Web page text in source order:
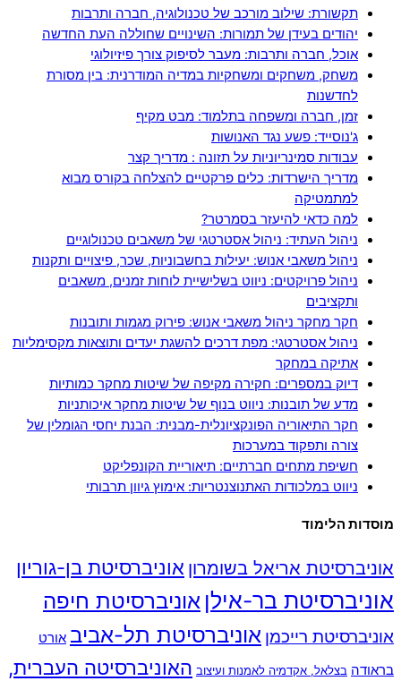
תקשורת: שילוב מורכב של טכנולוגיה, חברה ותרבות
יהודים בעידן של תמורות: השינויים שחוללה העת החדשה
אוכל, חברה ותרבות: מעבר לסיפוק צורך פיזיולוגי
משחק, משחקים ומשחקיות במדיה המודרנית: בין מסורת
לחדשנות
זמן, חברה ומשפחה בתלמוד: מבט מקיף
ג'נוסייד: פשע נגד האנושות
עבודות סמינריוניות על תזונה : מדריך קצר
מדריך הישרדות: כלים פרקטיים להצלחה בקורס מבוא
למתמטיקה
למה כדאי להיעזר בסמרטר?
ניהול העתיד: ניהול אסטרטגי של משאבים טכנולוגיים
ניהול משאבי אנוש: יעילות בחשבוניות, שכר, פיצויים ותקנות
ניהול פרויקטים: ניווט בשלישיית לוחות זמנים, משאבים
ותקציבים
חקר מחקר ניהול משאבי אנוש: פירוק מגמות ותובנות
ניהול אסטרטגי: מפת דרכים להשגת יעדים ותוצאות מקסימליות
אתיקה במחקר
דיוק במספרים: חקירה מקיפה של שיטות מחקר כמותיות
מדע של תובנות: ניווט בנוף של שיטות מחקר איכותניות
חקר התיאוריה הפונקציונלית-מבנית: הבנת יחסי הגומלין של
צורה ותפקוד במערכות
חשיפת מתחים חברתיים: תיאוריית הקונפליקט
ניווט במלכודות האתנוצנטריות: אימוץ גיוון תרבותי
מוסדות הלימוד
אוניברסיטת אריאל בשומרון אוניברסיטת בן-גוריון
אוניברסיטת בר-אילן אוניברסיטת חיפה
אוניברסיטת רייכמן אוניברסיטת תל-אביב אורט
בראודה בצלאל, אקדמיה לאמנות ועיצוב האוניברסיטה העברית,